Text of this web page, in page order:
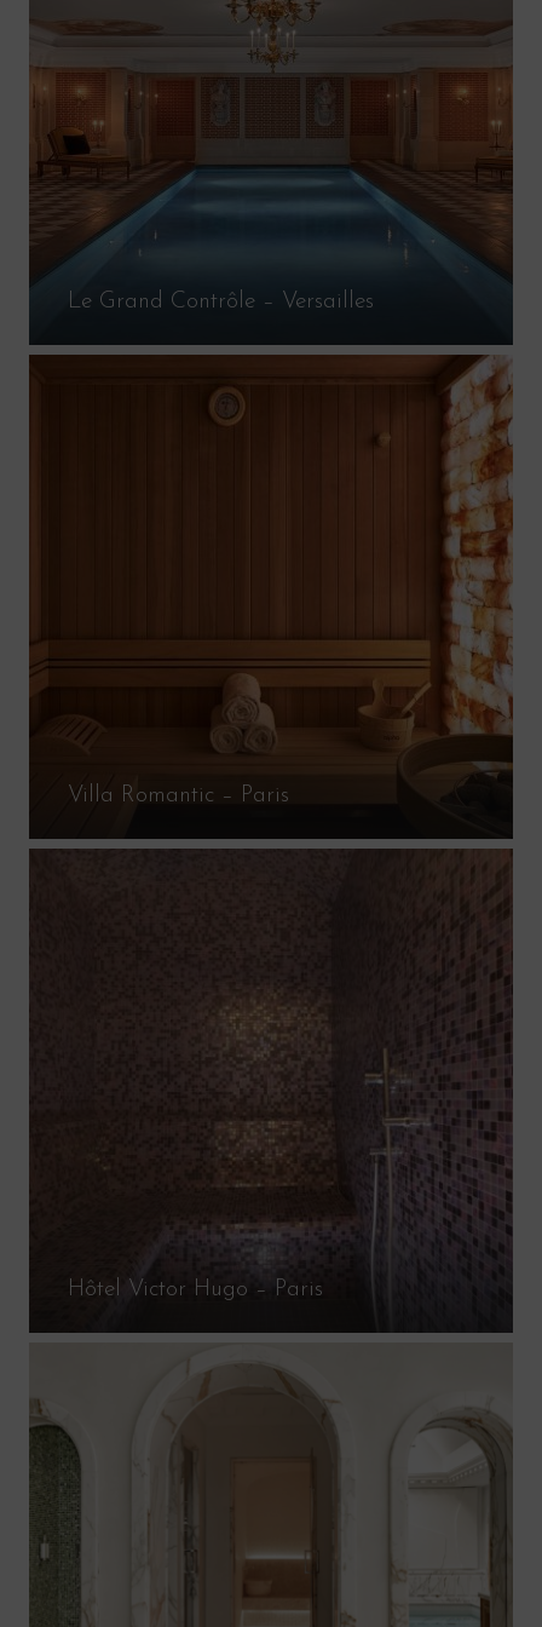
Le Grand Contrôle – Versailles
Villa Romantic – Paris
Hôtel Victor Hugo – Paris